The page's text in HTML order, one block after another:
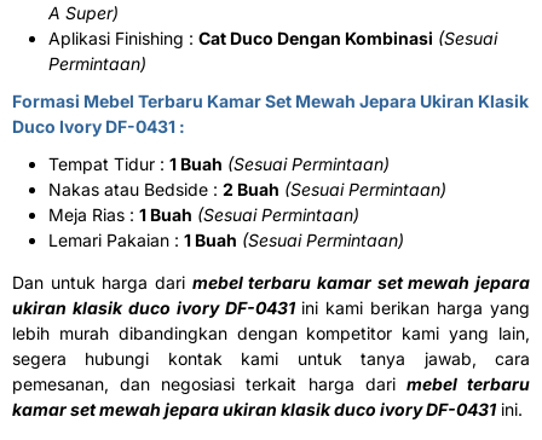
A Super)
Aplikasi Finishing : Cat Duco Dengan Kombinasi (Sesuai
Permintaan)
Formasi Mebel Terbaru Kamar Set Mewah Jepara Ukiran Klasik
Duco Ivory DF-0431 :
Tempat Tidur : 1 Buah (Sesuai Permintaan)
Nakas atau Bedside : 2 Buah (Sesuai Permintaan)
Meja Rias : 1 Buah (Sesuai Permintaan)
Lemari Pakaian : 1 Buah (Sesuai Permintaan)
Dan untuk harga dari mebel terbaru kamar set mewah jepara
ukiran klasik duco ivory DF-0431ini kami berikan harga yang
lebih murah dibandingkan dengan kompetitor kami yang lain,
segera hubungi kontak kami untuk tanya jawab, cara
pemesanan, dan negosiasi terkait harga dari mebel terbaru
kamar set mewah jepara ukiran klasik duco ivory DF-0431 ini.